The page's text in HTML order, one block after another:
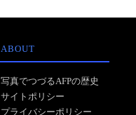
ABOUT
写真でつづるAFPの歴史
サイトポリシー
プライバシーポリシー